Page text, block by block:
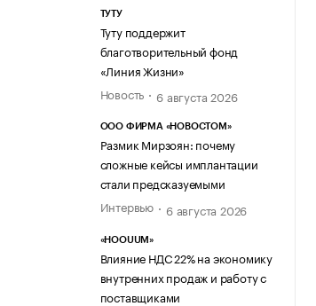
ТУТУ
Туту поддержит
благотворительный фонд
«Линия Жизни»
Новость
6 августа 2026
ООО ФИРМА «НОВОСТОМ»
Размик Мирзоян: почему
сложные кейсы имплантации
стали предсказуемыми
Интервью
6 августа 2026
«HOOUUM»
Влияние НДС 22% на экономику
внутренних продаж и работу с
поставщиками